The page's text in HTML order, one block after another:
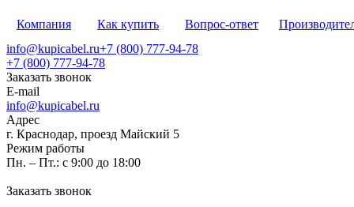
Компания Как купить Вопрос-ответ
info@kupicabel.ru+7 (800) 777-94-78
+7 (800) 777-94-78
Заказать звонок
E-mail
info@kupicabel.ru
Адрес
г. Краснодар, проезд Майский 5
Режим работы
Пн. – Пт.: с 9:00 до 18:00
Заказать звонок